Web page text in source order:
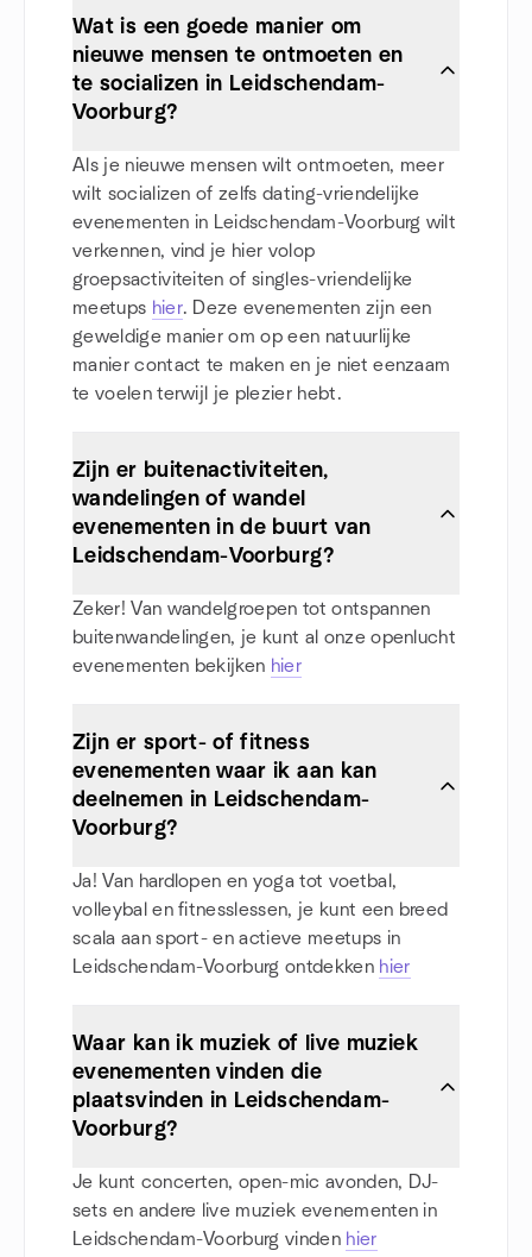
Wat is een goede manier om
nieuwe mensen te ontmoeten en
te socializen in Leidschendam-
Voorburg?
Als je nieuwe mensen wilt ontmoeten, meer
wilt socializen of zelfs dating-vriendelijke
evenementen in Leidschendam-Voorburg wilt
verkennen, vind je hier volop
groepsactiviteiten of singles-vriendelijke
meetups hier. Deze evenementen zijn een
geweldige manier om op een natuurlijke
manier contact te maken en je niet eenzaam
te voelen terwijl je plezier hebt.
Zijn er buitenactiviteiten,
wandelingen of wandel
evenementen in de buurt van
Leidschendam-Voorburg?
Zeker! Van wandelgroepen tot ontspannen
buitenwandelingen, je kunt al onze openlucht
evenementen bekijken hier
Zijn er sport- of fitness
evenementen waar ik aan kan
deelnemen in Leidschendam-
Voorburg?
Ja! Van hardlopen en yoga tot voetbal,
volleybal en fitnesslessen, je kunt een breed
scala aan sport- en actieve meetups in
Leidschendam-Voorburg ontdekken hier
Waar kan ik muziek of live muziek
evenementen vinden die
plaatsvinden in Leidschendam-
Voorburg?
Je kunt concerten, open-mic avonden, DJ-
sets en andere live muziek evenementen in
Leidschendam-Voorburg vinden hier